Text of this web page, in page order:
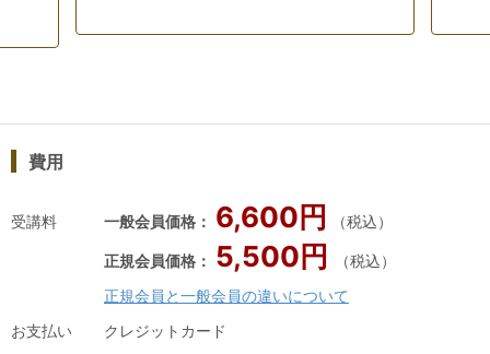
を行うソムリエ、ワインと旅のエンタ
国以上を回り、星の数ほどのワインや
の素晴らしさに感動する。その経験を
生かして、東京の老舗ワインスクール
「アカデミー・デュ・ヴァン」はじめ
様々な企業で、接待や会食を成功に導
ナルのためのワインセミナー、ビジネ
た
て
費用
受講料 一般会員価格： 6,600円 （税込）
正規会員価格： 5,500円
（税込）
正規会員と一般会員の違いについて
お支払い
クレジットカード